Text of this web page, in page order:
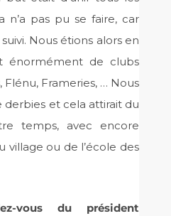
n’a pas pu se faire, car
Nous étions alors en
énormément de clubs
Flénu, Frameries, … Nous
et cela attirait du
temps, avec encore
village ou de l’école des
vous du président